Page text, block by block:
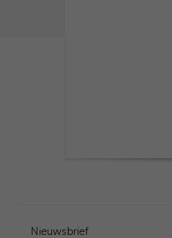
Nieuwsbrief